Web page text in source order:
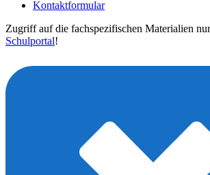
Kontaktformular
Zugriff auf die fachspezifischen Materialien
Schulportal!